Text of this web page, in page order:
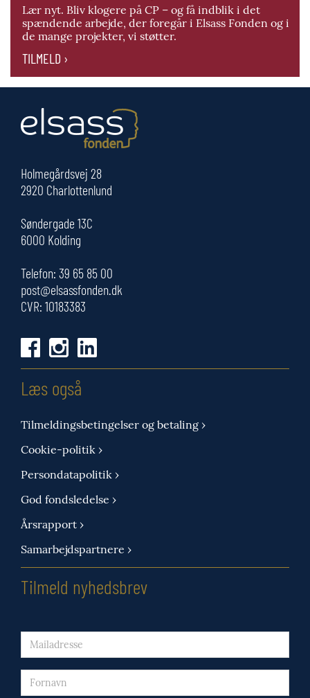
Lær nyt. Bliv klogere på CP – og få indblik i det
spændende arbejde, der foregår i Elsass Fonden og i
de mange projekter, vi støtter.
TILMELD ›
Holmegårdsvej 28
2920 Charlottenlund
Søndergade 13C
6000 Kolding
Telefon: 39 65 85 00
post@elsassfonden.dk
CVR: 10183383
Læs også
Tilmeldingsbetingelser og betaling ›
Cookie-politik ›
Persondatapolitik ›
God fondsledelse ›
Årsrapport ›
Samarbejdspartnere ›
Tilmeld nyhedsbrev